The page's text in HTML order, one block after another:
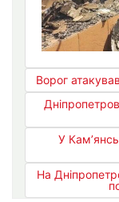
Ворог
У
На